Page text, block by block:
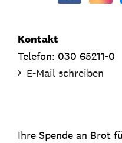
Kontakt
Telefon: 030 65211-0
E-Mail schreiben
Ihre Spende an Brot